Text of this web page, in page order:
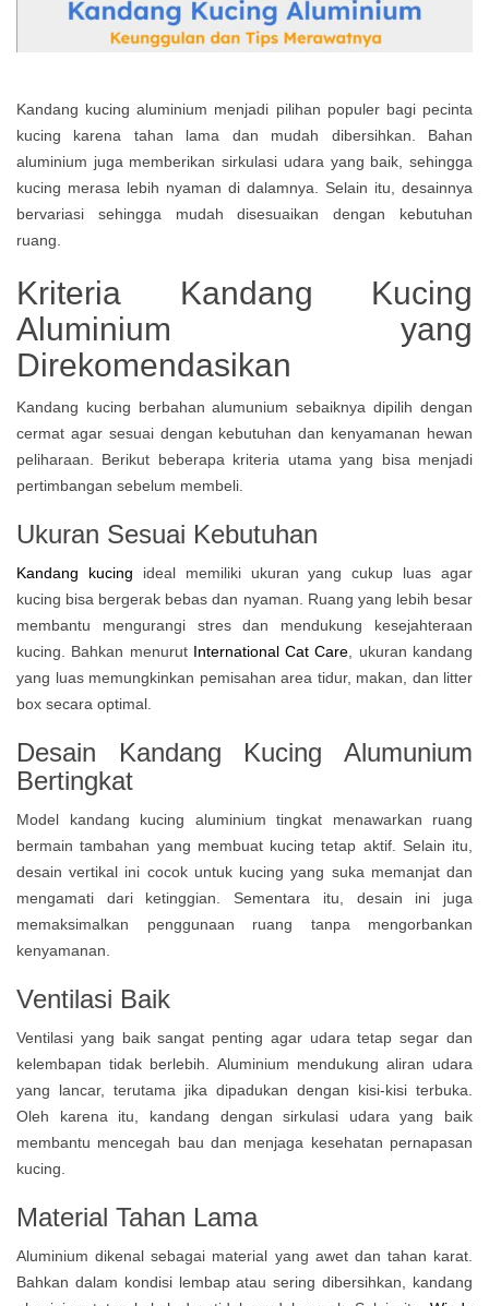
Kandang kucing aluminium menjadi pilihan populer bagi pecinta
kucing karena tahan lama dan mudah dibersihkan. Bahan
aluminium juga memberikan sirkulasi udara yang baik, sehingga
kucing merasa lebih nyaman di dalamnya. Selain itu, desainnya
bervariasi sehingga mudah disesuaikan dengan kebutuhan
ruang.
Kriteria Kandang Kucing
Aluminium yang
Direkomendasikan
Kandang kucing berbahan alumunium sebaiknya dipilih dengan
cermat agar sesuai dengan kebutuhan dan kenyamanan hewan
peliharaan. Berikut beberapa kriteria utama yang bisa menjadi
pertimbangan sebelum membeli.
Ukuran Sesuai Kebutuhan
Kandang kucing ideal memiliki ukuran yang cukup luas agar
kucing bisa bergerak bebas dan nyaman. Ruang yang lebih besar
membantu mengurangi stres dan mendukung kesejahteraan
kucing. Bahkan menurut International Cat Care, ukuran kandang
yang luas memungkinkan pemisahan area tidur, makan, dan litter
box secara optimal.
Desain Kandang Kucing Alumunium
Bertingkat
Model kandang kucing aluminium tingkat menawarkan ruang
bermain tambahan yang membuat kucing tetap aktif. Selain itu,
desain vertikal ini cocok untuk kucing yang suka memanjat dan
mengamati dari ketinggian. Sementara itu, desain ini juga
memaksimalkan penggunaan ruang tanpa mengorbankan
kenyamanan.
Ventilasi Baik
Ventilasi yang baik sangat penting agar udara tetap segar dan
kelembapan tidak berlebih. Aluminium mendukung aliran udara
yang lancar, terutama jika dipadukan dengan kisi-kisi terbuka.
Oleh karena itu, kandang dengan sirkulasi udara yang baik
membantu mencegah bau dan menjaga kesehatan pernapasan
kucing.
Material Tahan Lama
Aluminium dikenal sebagai material yang awet dan tahan karat.
Bahkan dalam kondisi lembap atau sering dibersihkan, kandang